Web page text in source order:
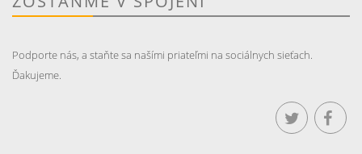
Podporte nás, a staňte sa našími priateľmi na sociálnych sieťach.
Ďakujeme.